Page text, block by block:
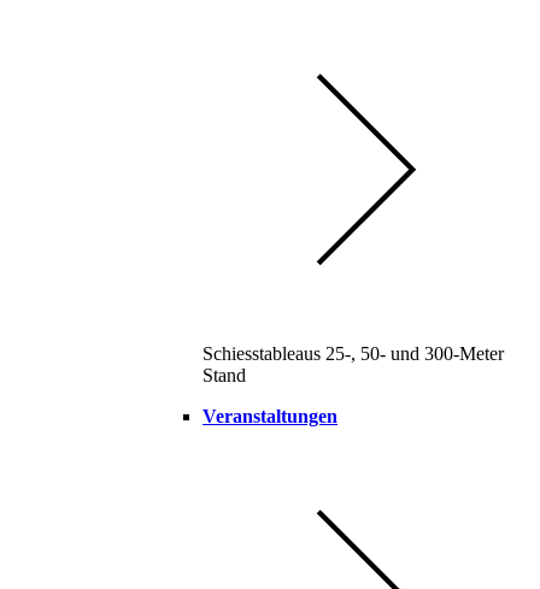
Schiesstableaus 25-, 50- und 300-Meter
Stand
Veranstaltungen